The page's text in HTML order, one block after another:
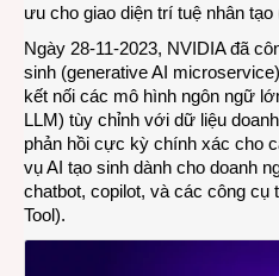
ưu cho giao diện trí tuệ nhân
Ngày 28-11-2023, NVIDIA đã
sinh (generative AI
kết nối các mô hình ngôn ngữ
LLM) tùy chỉnh với dữ liệu
phản hồi cực kỳ chính xác cho
vụ AI tạo sinh dành cho doanh
chatbot, copilot, và các công
Tool).